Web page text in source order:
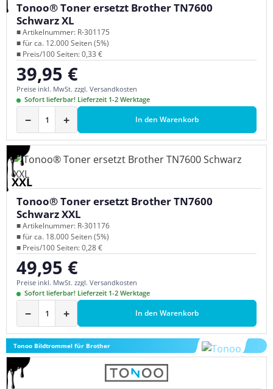
Tonoo® Toner ersetzt Brother TN7600
Schwarz XL
■ Artikelnummer: R-301175
■ für ca. 12.000 Seiten (5%)
■ Preis/100 Seiten: 0,33 €
Regulärer Preis:
39,95 €
Preise inkl. MwSt. zzgl. Versandkosten
Sofort lieferbar! Lieferzeit 1-2 Werktage
− + In den Warenkorb
XXL
Tonoo® Toner ersetzt Brother TN7600
Schwarz XXL
■ Artikelnummer: R-301176
■ für ca. 18.000 Seiten (5%)
■ Preis/100 Seiten: 0,28 €
Regulärer Preis:
49,95 €
Preise inkl. MwSt. zzgl. Versandkosten
Sofort lieferbar! Lieferzeit 1-2 Werktage
− + In den Warenkorb
Tonoo Bildtrommel für Brother